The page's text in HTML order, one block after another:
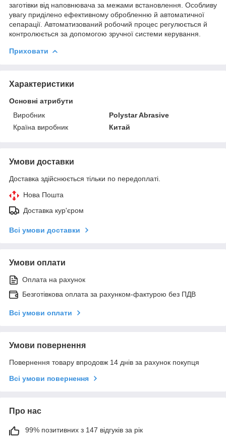
заготівки від наповнювача за межами встановлення. Особливу
увагу приділено ефективному обробленню й автоматичної
сепарації. Автоматизований робочий процес регулюється й
контролюється за допомогою зручної системи керування.
Приховати
Характеристики
Основні атрибути
Виробник
Polystar Abrasive
Країна виробник
Китай
Умови доставки
Доставка здійснюється тільки по передоплаті.
Нова Пошта
Доставка кур'єром
Всі умови доставки
Умови оплати
Оплата на рахунок
Безготівкова оплата за рахунком-фактурою без ПДВ
Всі умови оплати
Умови повернення
Повернення товару впродовж 14 днів за рахунок покупця
Всі умови повернення
Про нас
99% позитивних з 147 відгуків за рік